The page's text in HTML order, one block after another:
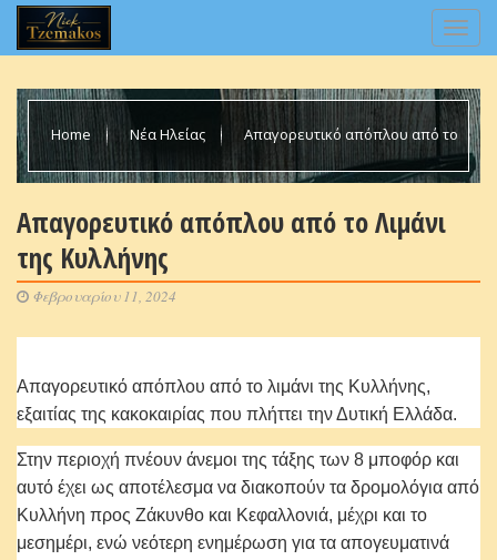
Home Νέα Ηλείας Απαγορευτικό απόπλου από το
Απαγορευτικό απόπλου από το Λιμάνι
της Κυλλήνης
Φεβρουαρίου 11, 2024
Απαγορευτικό απόπλου από το λιμάνι της Κυλλήνης,
εξαιτίας της κακοκαιρίας που πλήττει την Δυτική Ελλάδα.
Στην περιοχή πνέουν άνεμοι της τάξης των 8 μποφόρ και
αυτό έχει ως αποτέλεσμα να διακοπούν τα δρομολόγια από
Κυλλήνη προς Ζάκυνθο και Κεφαλλονιά, μέχρι και το
μεσημέρι, ενώ νεότερη ενημέρωση για τα απογευματινά